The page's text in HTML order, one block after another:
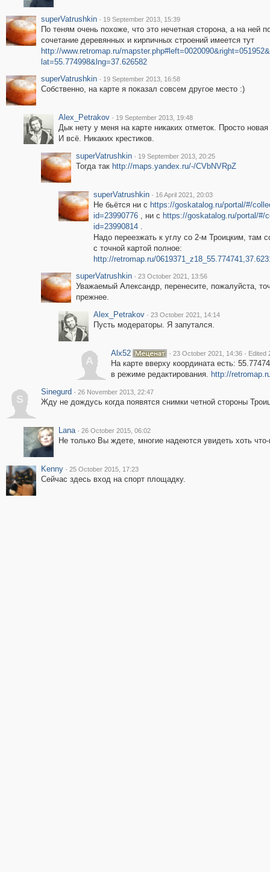
superVatrushkin · 19 September 2013, 15:39
По теням очень похоже, что это нечетная сторона, а на ней
сочетание деревянных и кирпичных строений имеется тут
http://www.retromap.ru/
lat=55.774998&lng=37.626582
superVatrushkin · 19 September 2013, 16:58
Собственно, на карте я показал совсем другое место :)
Alex_Petrakov · 19 September 2013, 19:48
Дык нету у меня на карте никаких отметок. Просто
И всё. Никаких крестиков.
superVatrushkin · 19 September 2013, 20:25
Тогда так http://maps.yandex.ru/-/CVbNVRpZ
superVatrushkin · 16 April 2021, 20:03
Не бьётся ни с https://goskatalog.ru/portal/#/
id=23990776, ни с https://goskatalog.ru/portal/#/
id=23990814.
Надо переезжать к углу со 2-м Троицким, там
с точной картой полное:
http://retromap.ru/
superVatrushkin · 23 October 2021, 13:56
Уважаемый Александр, перенесите, пожалуйста,
прежнее.
Alex_Petrakov · 23 October 2021, 14:14
Пусть модераторы. Я запутался.
A
Alx52 · 23 October 2021, 14:36 · Edited
На карте вверху координата есть:
в режиме редактирования. http://
S
Sinegurd · 26 November 2013, 22:47
Жду не дождусь когда появятся снимки четной стороны
Lana · 26 October 2015, 06:02
Не только Вы ждете, многие надеются увидеть хоть
Kenny · 25 October 2015, 17:23
Сейчас здесь вход на спорт площадку.